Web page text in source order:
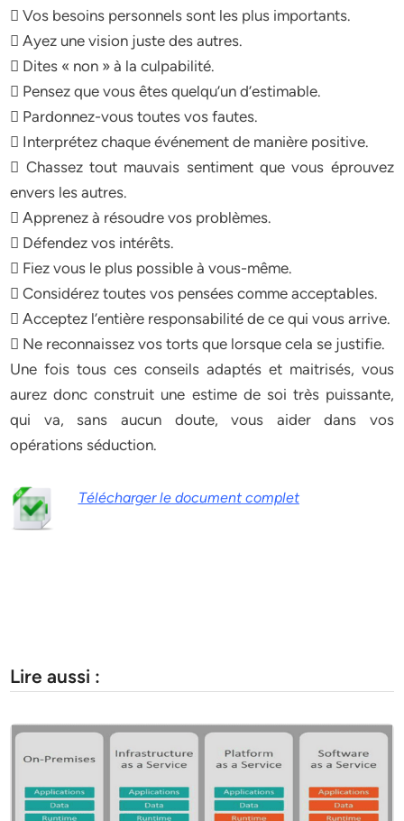
 Vos besoins personnels sont les plus importants.
 Ayez une vision juste des autres.
 Dites « non » à la culpabilité.
 Pensez que vous êtes quelqu’un d’estimable.
 Pardonnez-vous toutes vos fautes.
 Interprétez chaque événement de manière positive.
 Chassez tout mauvais sentiment que vous éprouvez
envers les autres.
 Apprenez à résoudre vos problèmes.
 Défendez vos intérêts.
 Fiez vous le plus possible à vous-même.
 Considérez toutes vos pensées comme acceptables.
 Acceptez l’entière responsabilité de ce qui vous arrive.
 Ne reconnaissez vos torts que lorsque cela se justifie.
Une fois tous ces conseils adaptés et maitrisés, vous
aurez donc construit une estime de soi très puissante,
qui va, sans aucun doute, vous aider dans vos
opérations séduction.
Télécharger le document complet
Lire aussi :